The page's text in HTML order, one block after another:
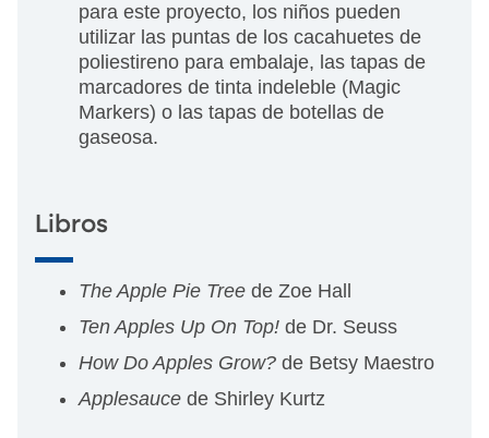
para este proyecto, los niños pueden
utilizar las puntas de los cacahuetes de
poliestireno para embalaje, las tapas de
marcadores de tinta indeleble (Magic
Markers) o las tapas de botellas de
gaseosa.
Libros
The Apple Pie Tree de Zoe Hall
Ten Apples Up On Top! de Dr. Seuss
How Do Apples Grow? de Betsy Maestro
Applesauce de Shirley Kurtz